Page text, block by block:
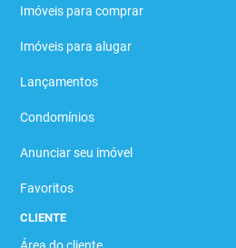
Imóveis para comprar
Imóveis para alugar
Lançamentos
Condomínios
Anunciar seu imóvel
Favoritos
CLIENTE